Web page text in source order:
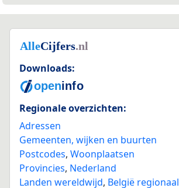
Downloads:
Regionale overzichten:
Adressen
Gemeenten, wijken en buurten
Postcodes, Woonplaatsen
Provincies, Nederland
Landen wereldwijd, België regionaal